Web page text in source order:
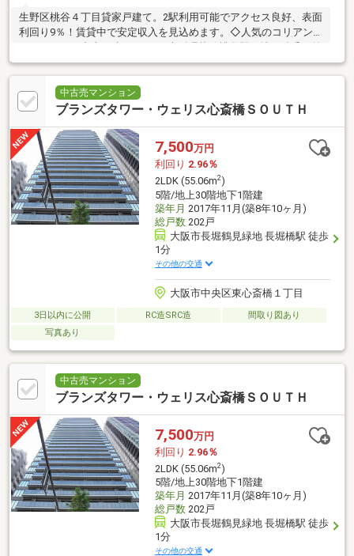
生野区桃谷４丁目貸家戸建て。2駅利用可能でアクセス良好、表面
利回り9％！賃貸中で安定収入を見込めます。◇人気のコリアン
線鶴橋駅の2駅利用
中古売マンション
ブランズタワー・ウェリス心斎橋ＳＯＵＴＨ
7,500万円
利回り 2.96％
2LDK (55.06m2)
5階/地上30階地下1階建
築年月 2017年11月(築8年10ヶ月)
総戸数202戸
大阪市長堀鶴見緑地 長堀橋駅 徒歩
1分
その他の交通
大阪市中央区東心斎橋１丁目
3日以内に公開 RC造SRC造
間取り図あり
写真あり
中古売マンション
ブランズタワー・ウェリス心斎橋ＳＯＵＴＨ
7,500万円
利回り 2.96％
2LDK (55.06m2)
5階/地上30階地下1階建
築年月 2017年11月(築8年10ヶ月)
総戸数202戸
大阪市長堀鶴見緑地 長堀橋駅 徒歩
1分
その他の交通